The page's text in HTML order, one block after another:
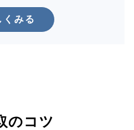
くみる
のコツ